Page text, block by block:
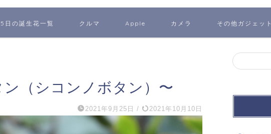
日の誕生花一覧 クルマ Apple カメラ その他ガジェット
（シコンノボタン）〜
2021年9月25日 / 2021年10月10日